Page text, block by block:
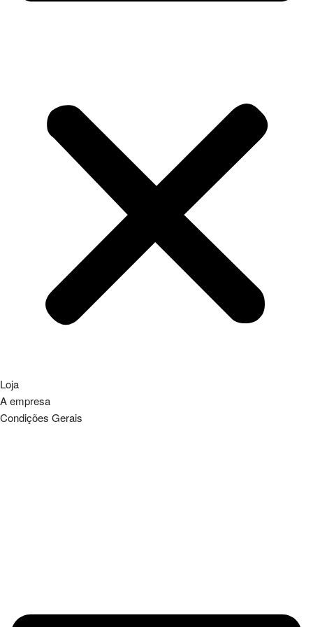
Loja
A empresa
Condições Gerais